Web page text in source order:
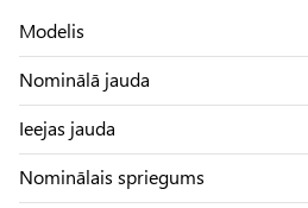
Modelis
Nominālā jauda
Ieejas jauda
Nominālais spriegums